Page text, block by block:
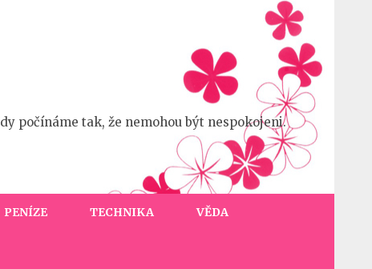
počínáme tak, že nemohou být nespokojeni.
PENÍZE TECHNIKA VĚDA